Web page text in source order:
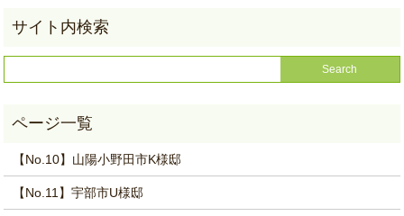
【No.10】山陽小野田市K様邸
【No.11】宇部市U様邸